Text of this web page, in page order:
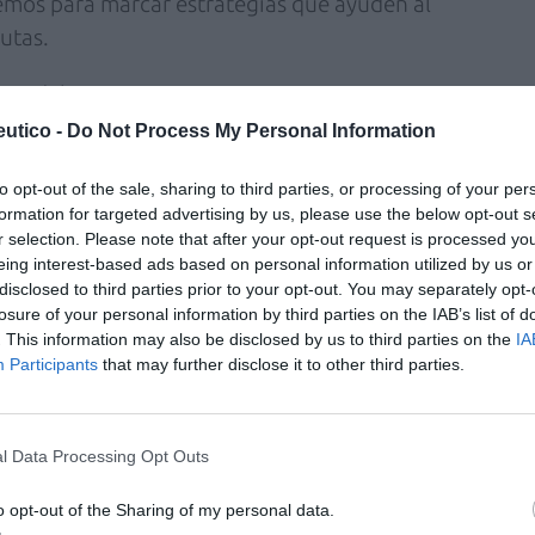
- Do Not Process My Personal Information
opt-out of the sale, sharing to third parties, or processing of your
for targeted advertising by us, please use the below opt-out
selection. Please note that after your opt-out request is processed
interest-based ads based on personal information utilized by us
to third parties prior to your opt-out. You may separately
of your personal information by third parties on the IAB’s list of
This information may also be disclosed by us to third parties on the
Participants that may further disclose it to other third parties.
Data Processing Opt Outs
opt-out of the Sharing of my personal data.
debemos situarnos en su entorno.
que muchas veces el paciente no sabe sus
las dietas de adelgazamiento el objetivo del
menor tiempo posible, por lo que sin
a la farmacia o centros especializados
un problema que para ellos se convierte en
de enfermedad crónica, no le
llevar por lo que no la cumplen. De esta
punto donde puede fallar la adherencia
paciente sobre lo que podría ser un
es el cambio en los hábitos de vida, los
sus patrones de hábitos, el introducir